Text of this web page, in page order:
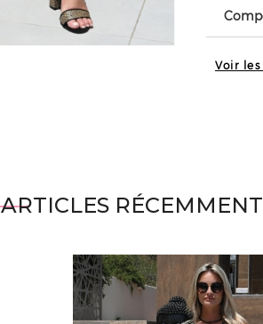
Voir
ARTICLES